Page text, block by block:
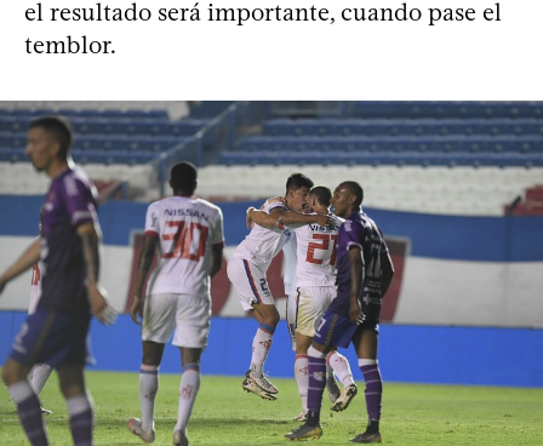
el resultado será importante, cuando pase el
temblor.